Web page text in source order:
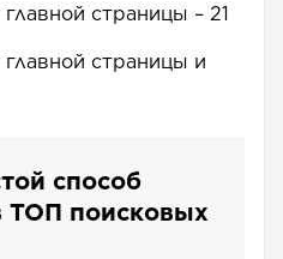
страницы – 21
страницы и
способ
ТОП поисковых